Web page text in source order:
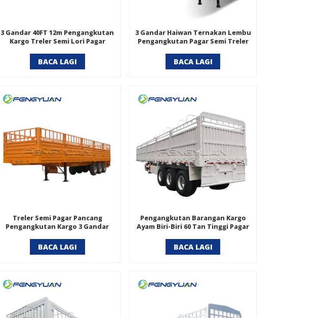
3 Gandar 40FT 12m Pengangkutan
Kargo Treler Semi Lori Pagar
BACA LAGI
3 Gandar Haiwan Ternakan Lembu
Pengangkutan Pagar Semi Treler
BACA LAGI
Treler Semi Pagar Pancang
Pengangkutan Kargo 3 Gandar
BACA LAGI
Pengangkutan Barangan Kargo
Ayam Biri-Biri 60 Tan Tinggi Pagar
BACA LAGI